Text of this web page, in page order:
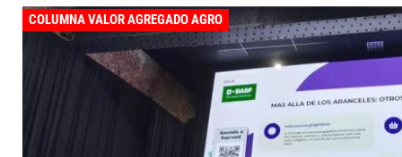
COLUMNA VALOR AGREGADO AGRO